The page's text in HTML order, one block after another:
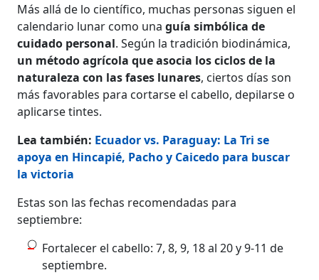
Más allá de lo científico, muchas personas siguen el
calendario lunar como unaguía simbólica de
cuidado personal. Según la tradición biodinámica,
un método agrícola que asocia los ciclos de la
naturaleza con las fases lunares, ciertos días son
más favorables para cortarse el cabello, depilarse o
aplicarse tintes.
Lea también: Ecuador vs. Paraguay: La Tri se
apoya en Hincapié, Pacho y Caicedo para buscar
la victoria
Estas son las fechas recomendadas para
septiembre:
Fortalecer el cabello: 7, 8, 9, 18 al 20 y 9-11 de
septiembre.